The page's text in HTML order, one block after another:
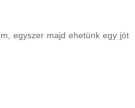
egyszer majd ehetünk egy jót